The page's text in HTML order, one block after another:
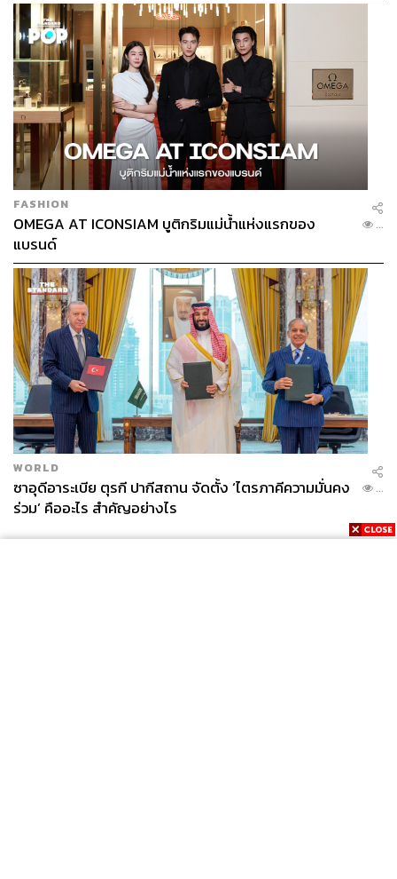
FASHION
OMEGA AT ICONSIAM บูติกริมแม่น้ำแห่งแรกของ
แบรนด์
...
WORLD
ซาอุดีอาระเบีย ตุรกี ปากีสถาน จัดตั้ง ‘ไตรภาคีความมั่นคง
ร่วม’ คืออะไร สำคัญอย่างไร
...